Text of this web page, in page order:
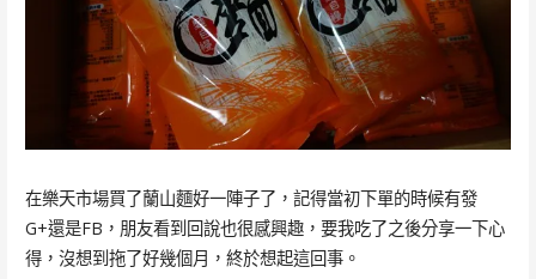
在樂天市場買了蘭山麵好一陣子了，記得當初下單的時候有發
G+還是FB，朋友看到回說也很感興趣，要我吃了之後分享一下心
得，沒想到拖了好幾個月，終於想起這回事。